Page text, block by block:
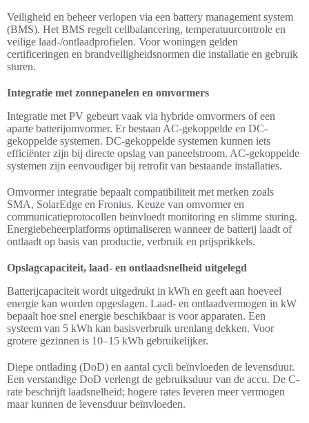
Veiligheid en beheer verlopen via een battery management system
(BMS). Het BMS regelt cellbalancering, temperatuurcontrole en
veilige laad-/ontlaadprofielen. Voor woningen gelden
certificeringen en brandveiligheidsnormen die installatie en gebruik
sturen.
Integratie met zonnepanelen en omvormers
Integratie met PV gebeurt vaak via hybride omvormers of een
aparte batterijomvormer. Er bestaan AC-gekoppelde en DC-
gekoppelde systemen. DC-gekoppelde systemen kunnen iets
efficiënter zijn bij directe opslag van paneelstroom. AC-gekoppelde
systemen zijn eenvoudiger bij retrofit van bestaande installaties.
Omvormer integratie bepaalt compatibiliteit met merken zoals
SMA, SolarEdge en Fronius. Keuze van omvormer en
communicatieprotocollen beïnvloedt monitoring en slimme sturing.
Energiebeheerplatforms optimaliseren wanneer de batterij laadt of
ontlaadt op basis van productie, verbruik en prijsprikkels.
Opslagcapaciteit, laad- en ontlaadsnelheid uitgelegd
Batterijcapaciteit wordt uitgedrukt in kWh en geeft aan hoeveel
energie kan worden opgeslagen. Laad- en ontlaadvermogen in kW
bepaalt hoe snel energie beschikbaar is voor apparaten. Een
systeem van 5 kWh kan basisverbruik urenlang dekken. Voor
grotere gezinnen is 10–15 kWh gebruikelijker.
Diepe ontlading (DoD) en aantal cycli beïnvloeden de levensduur.
Een verstandige DoD verlengt de gebruiksduur van de accu. De C-
rate beschrijft laadsnelheid; hogere rates leveren meer vermogen
maar kunnen de levensduur beïnvloeden.